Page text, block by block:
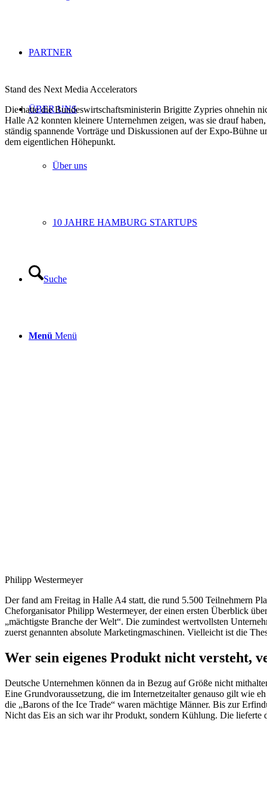
PARTNER
ÜBER UNS
Über uns
10 JAHRE HAMBURG STARTUPS
Suche
Menü Menü
Stand des Next Media Accelerators
Die hatte die Bundeswirtschaftsministerin Brigitte Zypries ohnehin
Halle A2 konnten kleinere Unternehmen zeigen, was sie drauf
ständig spannende Vorträge und Diskussionen auf der Expo-Bühne
dem eigentlichen Höhepunkt.
Philipp Westermeyer
Der fand am Freitag in Halle A4 statt, die rund 5.500 Teilnehmern
Cheforganisator Philipp Westermeyer, der einen ersten Überblick
„mächtigste Branche der Welt“. Die zumindest wertvollsten
zuerst genannten absolute Marketingmaschinen. Vielleicht ist die
Wer sein eigenes Produkt nicht versteht,
Deutsche Unternehmen können da in Bezug auf Größe nicht
Eine Grundvoraussetzung, die im Internetzeitalter genauso gilt wie
die „Barons of the Ice Trade“ waren mächtige Männer. Bis zur
Nicht das Eis an sich war ihr Produkt, sondern Kühlung. Die lieferte